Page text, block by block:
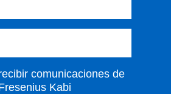
comunicaciones de
Kabi